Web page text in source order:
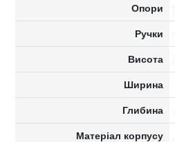
Опори
Ручки
Висота
Ширина
Глибина
Матеріал корпусу